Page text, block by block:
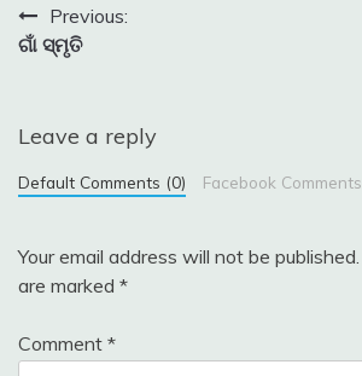
Post
navigation
Previous:
ଗାଁ ସ୍ମୃତି
Leave a reply
Default Comments (0) Facebook Comments
Your email address will not be published.
are marked *
Comment *